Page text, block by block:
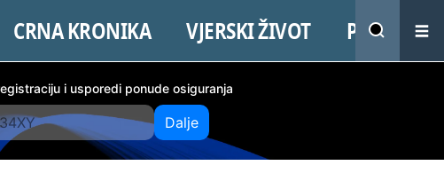
CRNA KRONIKA VJERSKI ŽIVOT PROMO
i usporedi ponude osiguranja
Dalje